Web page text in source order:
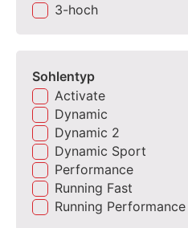
3-hoch
Sohlentyp
Activate
Dynamic
Dynamic 2
Dynamic Sport
Performance
Running Fast
Running Performance